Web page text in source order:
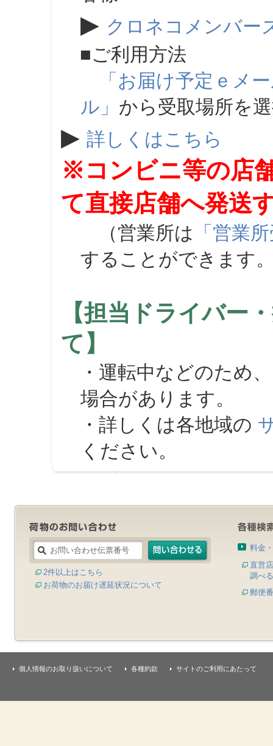
▶ クロネコメンバー
■ご利用方法
「お届け予定ｅメ
ル」 から受取場所を
▶ 詳しくはこちら
※コンビニ等の店
て直接店舗へ発送
（営業所は 「営業
することができます
【担当ドライバー
て】
・運転中などのため
場合があります。
・詳しくは各地域の
ください。
2件以上はこちら
お荷物のお届け遅延状況について
料金
直営
調べる
郵便
個人情報のお取り扱いについて 各種約款 サイトのご利用にあたって